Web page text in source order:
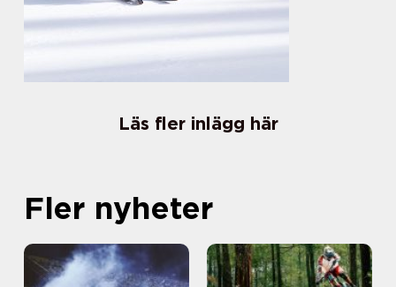
Läs fler inlägg här
Fler nyheter